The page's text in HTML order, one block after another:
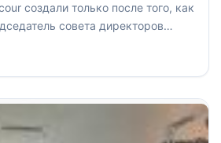
создали только после того, как
совета директоров